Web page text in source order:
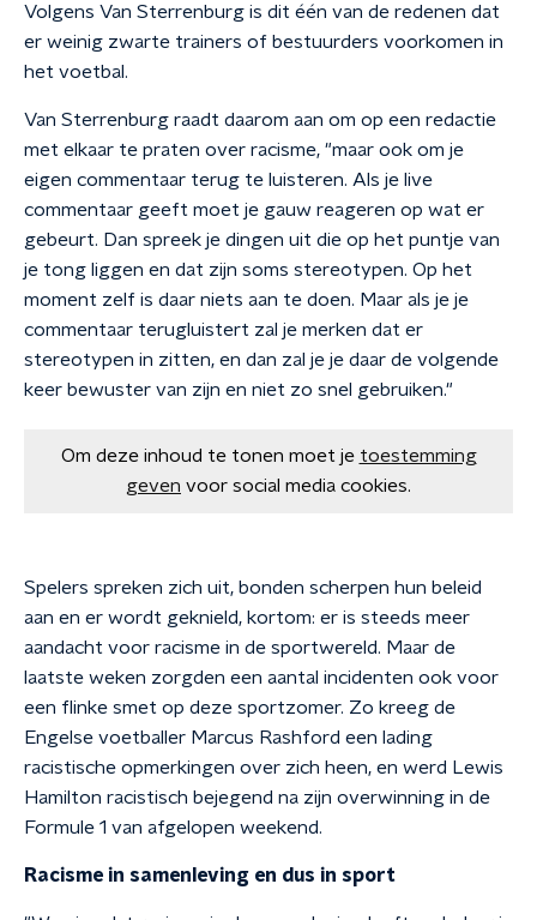
Volgens Van Sterrenburg is dit één van de redenen dat
er weinig zwarte trainers of bestuurders voorkomen in
het voetbal.
Van Sterrenburg raadt daarom aan om op een redactie
met elkaar te praten over racisme, "maar ook om je
eigen commentaar terug te luisteren. Als je live
commentaar geeft moet je gauw reageren op wat er
gebeurt. Dan spreek je dingen uit die op het puntje van
je tong liggen en dat zijn soms stereotypen. Op het
moment zelf is daar niets aan te doen. Maar als je je
commentaar terugluistert zal je merken dat er
stereotypen in zitten, en dan zal je je daar de volgende
keer bewuster van zijn en niet zo snel gebruiken."
Om deze inhoud te tonen moet je toestemming
geven voor social media cookies.
Spelers spreken zich uit, bonden scherpen hun beleid
aan en er wordt geknield, kortom: er is steeds meer
aandacht voor racisme in de sportwereld. Maar de
laatste weken zorgden een aantal incidenten ook voor
een flinke smet op deze sportzomer. Zo kreeg de
Engelse voetballer Marcus Rashford een lading
racistische opmerkingen over zich heen, en werd Lewis
Hamilton racistisch bejegend na zijn overwinning in de
Formule 1 van afgelopen weekend.
Racisme in samenleving en dus in sport